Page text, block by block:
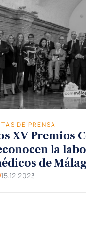
DE PRENSA
XV Premios
la
de
15.12.2023